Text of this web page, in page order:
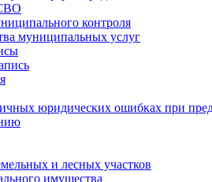
контроля
муниципальных услуг
юридических ошибках при
и лесных участков
имущества